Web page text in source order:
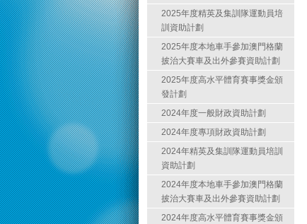
2025年度精英及集訓隊運動員培
訓資助計劃
2025年度本地車手參加澳門格蘭
披治大賽車及出外參賽資助計劃
2025年度高水平體育賽事獎金頒
發計劃
2024年度一般財政資助計劃
2024年度專項財政資助計劃
2024年精英及集訓隊運動員培訓
資助計劃
2024年度本地車手參加澳門格蘭
披治大賽車及出外參賽資助計劃
2024年度高水平體育賽事獎金頒